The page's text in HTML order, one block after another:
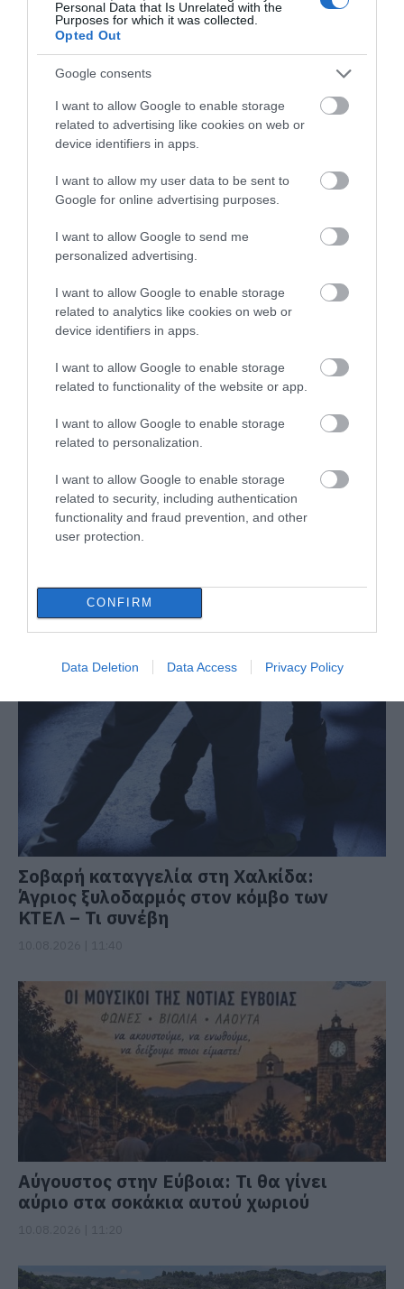
Personal Data that Is Unrelated with the
Purposes for which it was collected.
Opted Out
Google consents
I want to allow Google to enable storage
related to advertising like cookies on web or
device identifiers in apps.
I want to allow my user data to be sent to
Google for online advertising purposes.
I want to allow Google to send me
personalized advertising.
I want to allow Google to enable storage
related to analytics like cookies on web or
device identifiers in apps.
I want to allow Google to enable storage
related to functionality of the website or app.
I want to allow Google to enable storage
related to personalization.
I want to allow Google to enable storage
related to security, including authentication
functionality and fraud prevention, and other
user protection.
CONFIRM
Data Deletion Data Access Privacy Policy
Σοβαρή καταγγελία στη Χαλκίδα:
Άγριος ξυλοδαρμός στον κόμβο των
ΚΤΕΛ – Τι συνέβη
Αύγουστος στην Εύβοια: Τι θα γίνει
αύριο στα σοκάκια αυτού χωριού